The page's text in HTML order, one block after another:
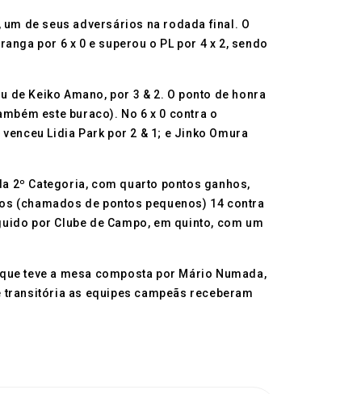
de seus adversários na rodada final. O
por 6 x 0 e superou o PL por 4 x 2, sendo
de Keiko Amano, por 3 & 2. O ponto de honra
este buraco). No 6 x 0 contra o
Lidia Park por 2 & 1; e Jinko Omura
2º Categoria, com quarto pontos ganhos,
(chamados de pontos pequenos) 14 contra
por Clube de Campo, em quinto, com um
teve a mesa composta por Mário Numada,
as equipes campeãs receberam